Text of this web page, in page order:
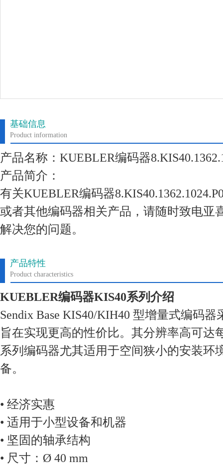
基础信息
Product information
产品名称：KUEBLER编码器
产品简介：
有关KUEBLER编码器
或者其他编码器相关产品，请随时致电亚
解决您的问题。
产品特性
Product characteristics
KUEBLER编码器KIS40系列介绍
Sendix Base KIS40/KIH40 型增量式编码
旨在实现更高的性价比。其分辨率高可达
系列编码器尤其适用于空间狭小的安装环
备。
• 经济实惠
• 适用于小型设备和机器
• 坚固的轴承结构
• 尺寸：Ø 40 mm